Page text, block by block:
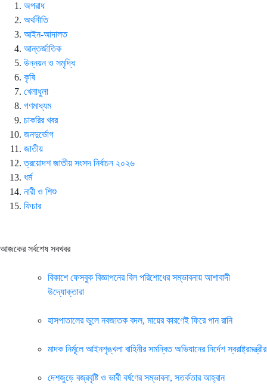
অপরাধ
অর্থনীতি
আইন-আদালত
আন্তর্জাতিক
উন্নয়ন ও সমৃদ্ধি
কৃষি
খেলাধুলা
গণমাধ্যম
চাকরির খবর
জনদুর্ভোগ
জাতীয়
ত্রয়োদশ জাতীয় সংসদ নির্বাচন ২০২৬
ধর্ম
নারী ও শিশু
ফিচার
আজকের সর্বশেষ সবখবর
বিকাশে ফেসবুক বিজ্ঞাপনের বিল পরিশোধের সম্ভাবনায় আশাবাদী
উদ্যোক্তারা
হাসপাতালের ভুলে নবজাতক বদল, মায়ের কারণেই ফিরে পান রানি
মাদক নির্মূলে আইনশৃঙ্খলা বাহিনীর সমন্বিত অভিযানের নির্দেশ স্বরাষ্ট্রমন্ত্রীর
দেশজুড়ে বজ্রবৃষ্টি ও ভারী বর্ষণের সম্ভাবনা, সতর্কতার আহ্বান